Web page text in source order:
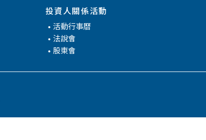
投資人關係活動
活動行事曆
法說會
股東會